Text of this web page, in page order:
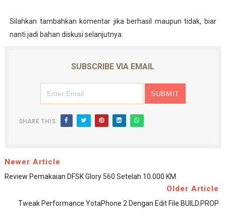
Silahkan tambahkan komentar jika berhasil maupun tidak, biar
nanti jadi bahan diskusi selanjutnya.
SUBSCRIBE VIA EMAIL
SHARE THIS:
Newer Article
Review Pemakaian DFSK Glory 560 Setelah 10.000 KM
Older Article
Tweak Performance YotaPhone 2 Dengan Edit File BUILD.PROP